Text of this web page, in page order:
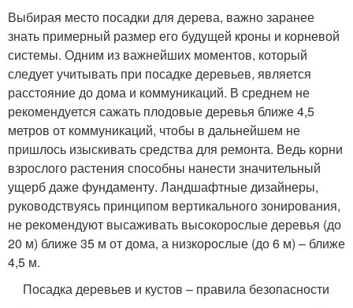
Выбирая место посадки для дерева, важно заранее
знать примерный размер его будущей кроны и корневой
системы. Одним из важнейших моментов, который
следует учитывать при посадке деревьев, является
расстояние до дома и коммуникаций. В среднем не
рекомендуется сажать плодовые деревья ближе 4,5
метров от коммуникаций, чтобы в дальнейшем не
пришлось изыскивать средства для ремонта. Ведь корни
взрослого растения способны нанести значительный
ущерб даже фундаменту. Ландшафтные дизайнеры,
руководствуясь принципом вертикального зонирования,
не рекомендуют высаживать высокорослые деревья (до
20 м) ближе 35 м от дома, а низкорослые (до 6 м) – ближе
4,5 м.
Посадка деревьев и кустов – правила безопасности